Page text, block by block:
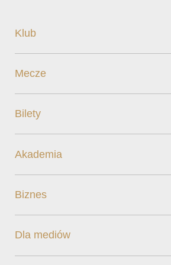
Klub
Mecze
Bilety
Akademia
Biznes
Dla mediów